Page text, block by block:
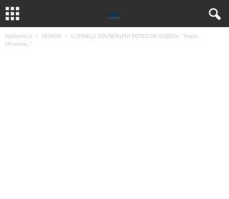
Naslovnica REGION
U IZRAELU ODUŠEVLJENI POTEZOM SUSJEDA: “Hvala
Hrvatska…”